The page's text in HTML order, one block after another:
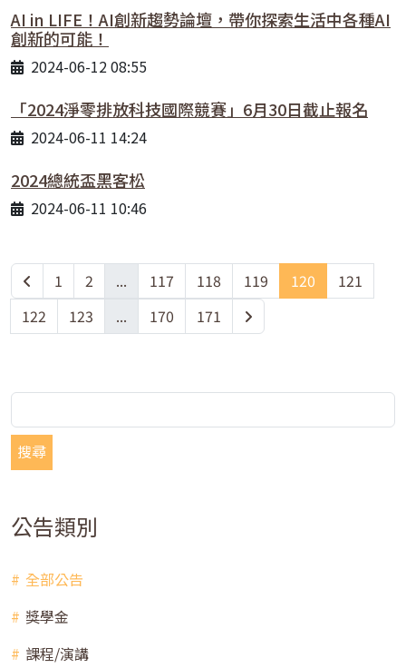
AI in LIFE！AI創新趨勢論壇，帶你探索生活中各種AI
創新的可能！
2024-06-12 08:55
「2024淨零排放科技國際競賽」6月30日截止報名
2024-06-11 14:24
2024總統盃黑客松
2024-06-11 10:46
1 2 ... 117 118 119 120
121
122
123 ... 170 171
搜尋
公告類別
全部公告
獎學金
課程/演講